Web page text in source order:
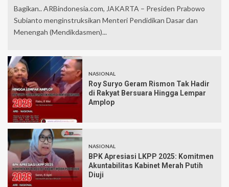
Bagikan.. ARBindonesia.com, JAKARTA – Presiden Prabowo
Subianto menginstruksikan Menteri Pendidikan Dasar dan
Menengah (Mendikdasmen)...
NASIONAL
Roy Suryo Geram Rismon Tak Hadir
di Rakyat Bersuara Hingga Lempar
Amplop
NASIONAL
BPK Apresiasi LKPP 2025: Komitmen
Akuntabilitas Kabinet Merah Putih
Diuji